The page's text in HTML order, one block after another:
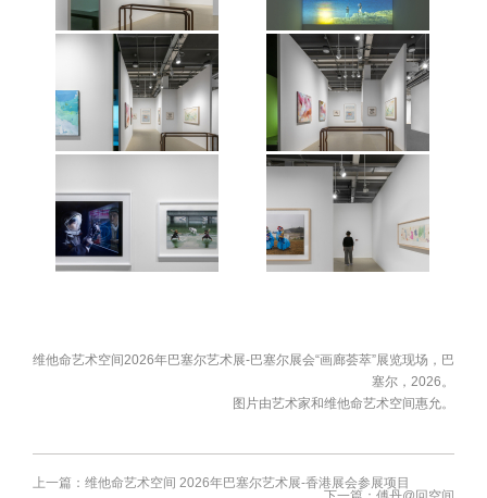
场，巴塞尔，2026。 图片由艺术家
和维他命艺术空间惠允。
场，巴塞尔，2026。 图片由艺术家
和维他命艺术空间惠允。
维他命艺术空间2026年巴塞尔艺术
展-巴塞尔展会“画廊荟萃”展览现
场，巴塞尔，2026。 图片由艺术家
和维他命艺术空间惠允。
维他命艺术空间2026年巴塞尔艺术
展-巴塞尔展会“画廊荟萃”展览现
场，巴塞尔，2026。 图片由艺术家
和维他命艺术空间惠允。
维他命艺术空间2026年巴塞尔艺术
展-巴塞尔展会“画廊荟萃”展览现
场，巴塞尔，2026。 图片由艺术家
和维他命艺术空间惠允。
维他命艺术空间2026年巴塞尔艺术
展-巴塞尔展会“画廊荟萃”展览现
场，巴塞尔，2026。 图片由艺术家
和维他命艺术空间惠允。
展-巴塞尔展会“画廊荟萃”展览现
展-巴塞尔展会“画廊荟萃”展览现
场，巴塞尔，2026。 图片由艺术家
和维他命艺术空间惠允。
维他命艺术空间2026年巴塞尔艺术展-巴塞尔展会“画廊荟萃”展览现场，巴
塞尔，2026。
图片由艺术家和维他命艺术空间惠允。
上一篇：维他命艺术空间 2026年巴塞尔艺术展-香港展会参展项目